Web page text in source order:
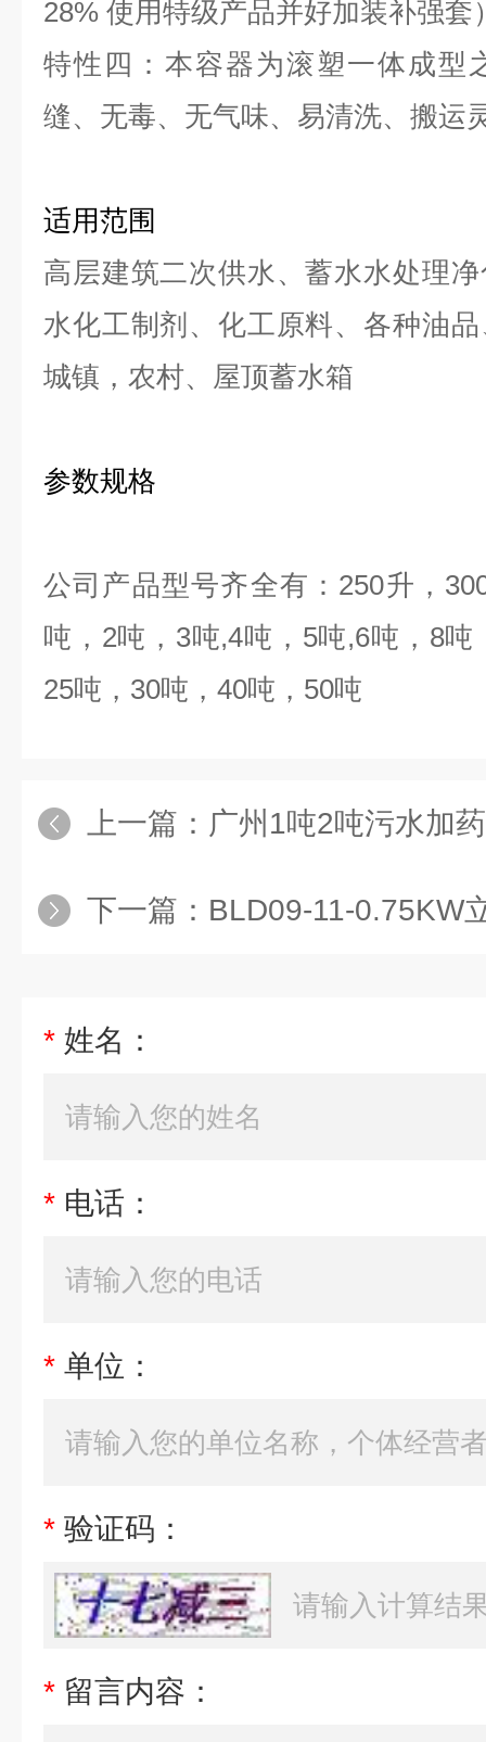
28% 使用特级产品并好加装补强套
特性四：本容器为滚塑一体成型
缝、无毒、无气味、易清洗、搬运
适用范围
高层建筑二次供水、蓄水水处理
水化工制剂、化工原料、各种油
城镇，农村、屋顶蓄水箱
参数规格
公司产品型号齐全有： 250升，
吨， 2吨， 3吨,4吨， 5吨,6吨， 8吨
25吨， 30吨， 40吨， 50吨
上一篇： 广州1吨2吨污水加
下一篇： BLD09-11-0.75KW立
* 姓名：
* 电话：
* 单位：
* 验证码：
* 留言内容：